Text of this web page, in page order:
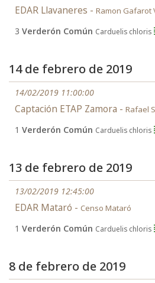
EDAR Llavaneres - Ramon Gafarot
3 Verderón Común Carduelis chloris
14 de febrero de 2019
14/02/2019 11:00:00
Captación ETAP Zamora - Rafael
1 Verderón Común Carduelis chloris
13 de febrero de 2019
13/02/2019 12:45:00
EDAR Mataró - Censo Mataró
1 Verderón Común Carduelis chloris
8 de febrero de 2019